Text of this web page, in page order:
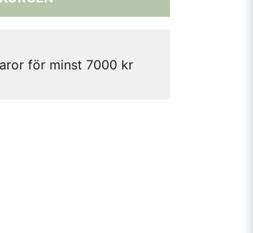
för minst 7000 kr